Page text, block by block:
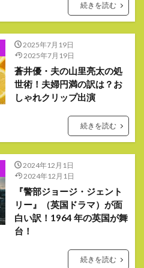
続きを読む
2025年7月19日
2025年7月19日
蒼井優・夫の山里亮太の処
世術！夫婦円満の訳は？お
しゃれクリップ出演
続きを読む
2024年12月1日
2024年12月1日
『警部ジョージ・ジェント
リー』（英国ドラマ）が面
白い訳！1964 年の英国が舞
台！
続きを読む